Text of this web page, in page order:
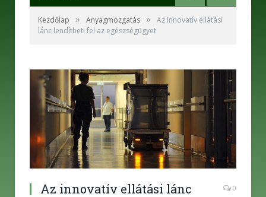
Kezdőlap » Anyagmozgatás »
Az innovatív ellátási
lánc lendítheti fel az egészségügyet
Az innovatív ellátási lánc
0